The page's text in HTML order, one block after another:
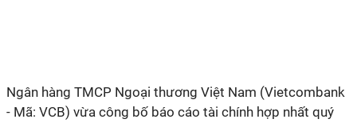
Ngân hàng TMCP Ngoại thương Việt Nam (Vietcombank
- Mã: VCB) vừa công bố báo cáo tài chính hợp nhất quý